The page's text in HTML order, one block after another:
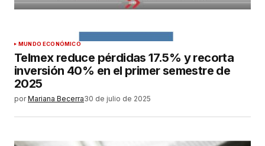
MUNDO ECONÓMICO
Telmex reduce pérdidas 17.5% y recorta
inversión 40% en el primer semestre de
2025
por Mariana Becerra30 de julio de 2025